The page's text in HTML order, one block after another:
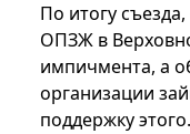
По итогу
ОПЗЖ в
импичмента, а
организации
поддержку этого.